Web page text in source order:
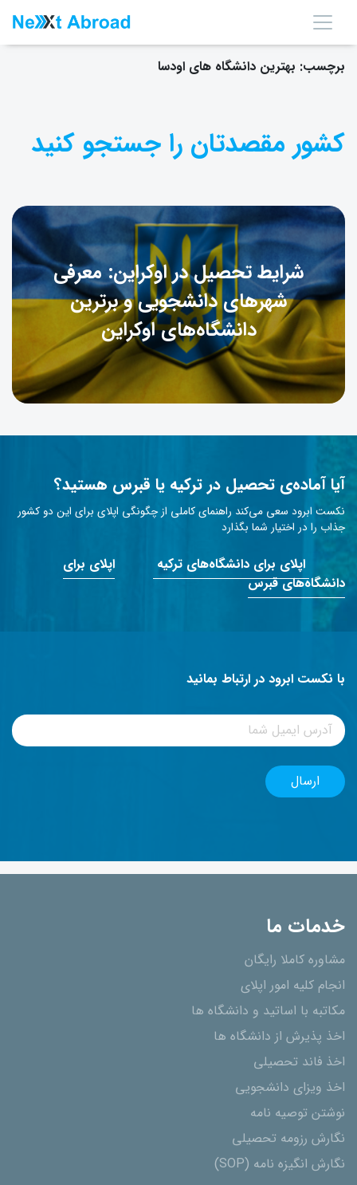
برچسب: بهترین دانشگاه های اودسا
کشور مقصدتان را جستجو کنید
شرایط تحصیل در اوکراین: معرفی
شهرهای دانشجویی و برترین
دانشگاه‌های اوکراین
آیا آماده‌ی تحصیل در ترکیه یا قبرس هستید؟
نکست ابرود سعی می‌کند راهنمای کاملی از چگونگی اپلای برای این دو کشور
جذاب را در اختیار شما بگذارد
اپلای برای دانشگاه‌های ترکیه
اپلای برای
دانشگاه‌های قبرس
با نکست ابرود در ارتباط بمانید
خدمات ما
مشاوره کاملا رایگان
انجام کلیه امور اپلای
مکاتبه با اساتید و دانشگاه ها
اخذ پذیرش از دانشگاه ھا
اخذ فاند تحصیلی
اخذ ویزای دانشجویی
نوشتن توصیه نامه
نگارش رزومه تحصیلی
نگارش انگیزه نامه (SOP)